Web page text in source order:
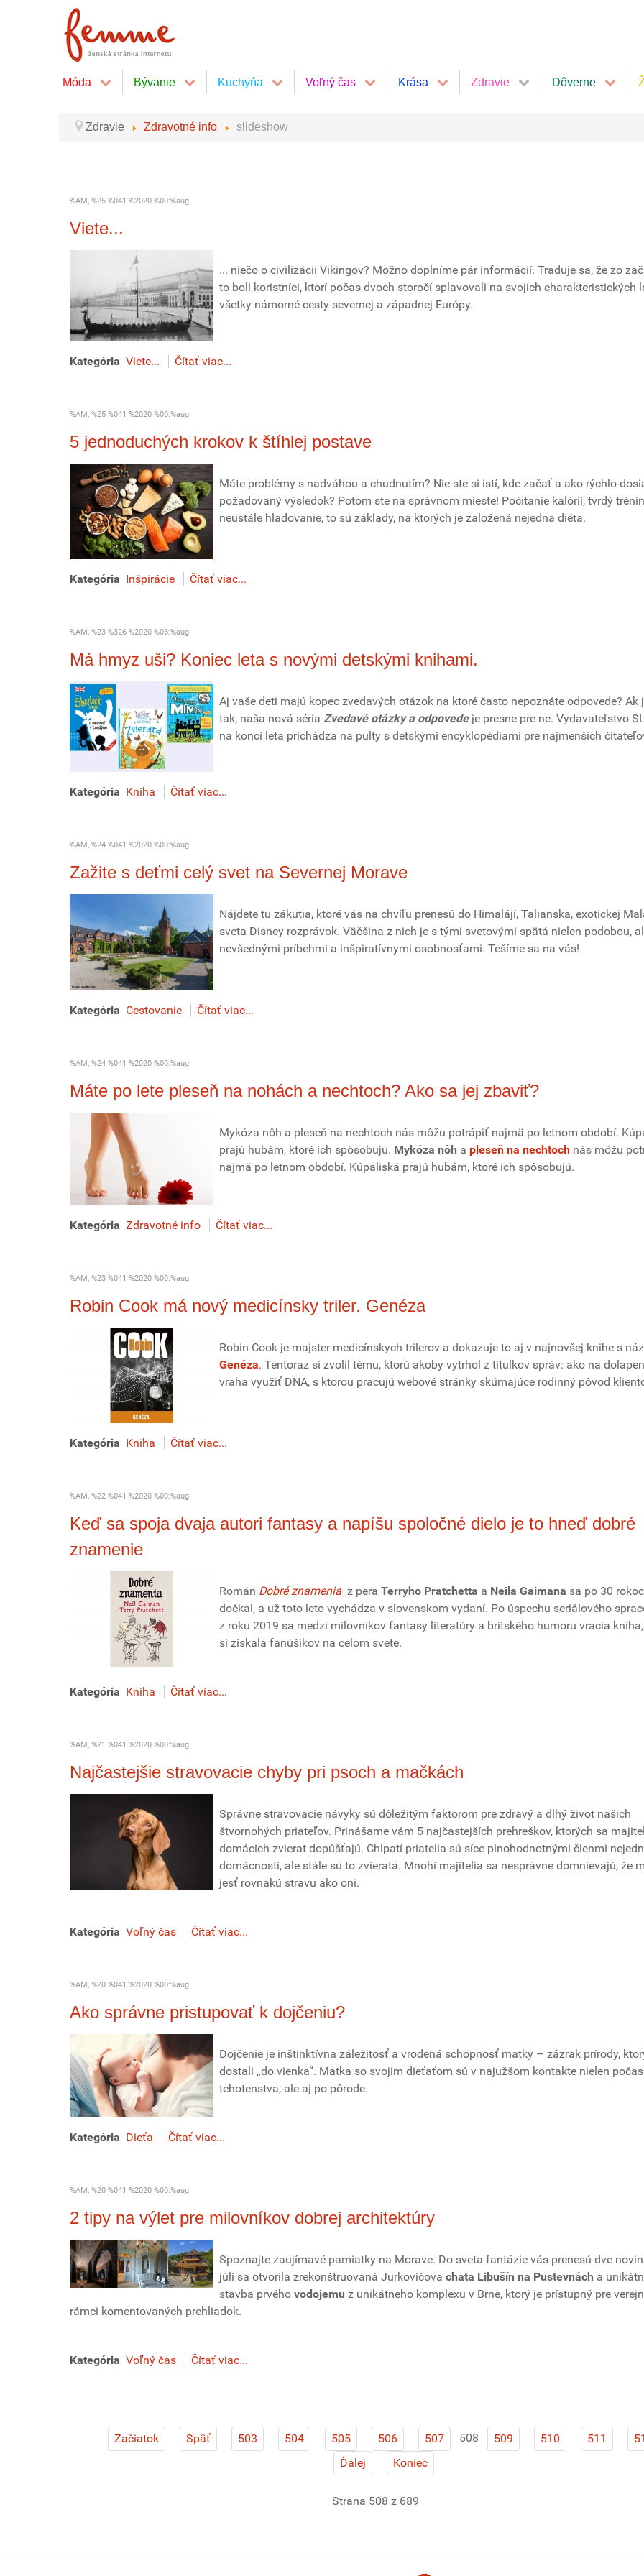
Móda Bývanie Kuchyňa Voľný čas Krása Zdravie Dôverne
Zdravie Zdravotné info slideshow
%AM, %25 %041 %2020 %00:%aug
Viete...
... niečo o civilizácii Vikingov? Možno doplníme pár informácií. Traduje sa, že zo
to boli koristníci, ktorí počas dvoch storočí splavovali na svojich charakteristických
všetky námorné cesty severnej a západnej Európy.
Kategória Viete... Čítať viac...
%AM, %25 %041 %2020 %00:%aug
5 jednoduchých krokov k štíhlej postave
Máte problémy s nadváhou a chudnutím? Nie ste si istí, kde začať a ako rýchlo
požadovaný výsledok? Potom ste na správnom mieste! Počítanie kalórií, tvrdý
neustále hladovanie, to sú základy, na ktorých je založená nejedna diéta.
Kategória Inšpirácie Čítať viac...
%AM, %23 %326 %2020 %06:%aug
Má hmyz uši? Koniec leta s novými detskými knihami.
Aj vaše deti majú kopec zvedavých otázok na ktoré často nepoznáte odpovede? Ak
tak, naša nová séria Zvedavé otázky a odpovedeje presne pre ne. Vydavateľstvo
na konci leta prichádza na pulty s detskými encyklopédiami pre najmenších
Kategória Kniha Čítať viac...
%AM, %24 %041 %2020 %00:%aug
Zažite s deťmi celý svet na Severnej Morave
Nájdete tu zákutia, ktoré vás na chvíľu prenesú do Himalájí, Talianska, exotickej
sveta Disney rozprávok. Väčšina z nich je s tými svetovými spätá nielen podobou,
nevšednými príbehmi a inšpiratívnymi osobnosťami. Tešíme sa na vás!
Kategória Cestovanie Čítať viac...
%AM, %24 %041 %2020 %00:%aug
Máte po lete pleseň na nohách a nechtoch? Ako sa jej zbaviť?
Mykóza nôh a pleseň na nechtoch nás môžu potrápiť najmä po letnom období.
prajú hubám, ktoré ich spôsobujú. Mykóza nôh a pleseň na nechtoch nás môžu
najmä po letnom období. Kúpaliská prajú hubám, ktoré ich spôsobujú.
Kategória Zdravotné info Čítať viac...
%AM, %23 %041 %2020 %00:%aug
Robin Cook má nový medicínsky triler. Genéza
Robin Cook je majster medicínskych trilerov a dokazuje to aj v najnovšej knihe s
Genéza. Tentoraz si zvolil tému, ktorú akoby vytrhol z titulkov správ: ako na
vraha využiť DNA, s ktorou pracujú webové stránky skúmajúce rodinný pôvod
Kategória Kniha Čítať viac...
%AM, %22 %041 %2020 %00:%aug
Keď sa spoja dvaja autori fantasy a napíšu spoločné dielo je to hneď dobré
znamenie
Román Dobré znamenia z pera Terryho Pratchetta a Neila Gaimana sa po 30
dočkal, a už toto leto vychádza v slovenskom vydaní. Po úspechu seriálového
z roku 2019 sa medzi milovníkov fantasy literatúry a britského humoru vracia
si získala fanúšikov na celom svete.
Kategória Kniha Čítať viac...
%AM, %21 %041 %2020 %00:%aug
Najčastejšie stravovacie chyby pri psoch a mačkách
Správne stravovacie návyky sú dôležitým faktorom pre zdravý a dlhý život našich
štvornohých priateľov. Prinášame vám 5 najčastejších prehreškov, ktorých sa
domácich zvierat dopúšťajú. Chlpatí priatelia sú síce plnohodnotnými členmi
domácnosti, ale stále sú to zvieratá. Mnohí majitelia sa nesprávne domnievajú, že
jesť rovnakú stravu ako oni.
Kategória Voľný čas Čítať viac...
%AM, %20 %041 %2020 %00:%aug
Ako správne pristupovať k dojčeniu?
Dojčenie je inštinktívna záležitosť a vrodená schopnosť matky – zázrak prírody,
dostali „do vienka“. Matka so svojim dieťaťom sú v najužšom kontakte nielen počas
tehotenstva, ale aj po pôrode.
Kategória Dieťa Čítať viac...
%AM, %20 %041 %2020 %00:%aug
2 tipy na výlet pre milovníkov dobrej architektúry
Spoznajte zaujímavé pamiatky na Morave. Do sveta fantázie vás prenesú dve
júli sa otvorila zrekonštruovaná Jurkovičova chata Libušín na Pustevnách a
stavba prvého vodojemu z unikátneho komplexu v Brne, ktorý je prístupný pre
rámci komentovaných prehliadok.
Kategória Voľný čas Čítať viac...
Začiatok Späť 503 504 505 506 507 508 509 510 511
Ďalej
Koniec
Strana 508 z 689